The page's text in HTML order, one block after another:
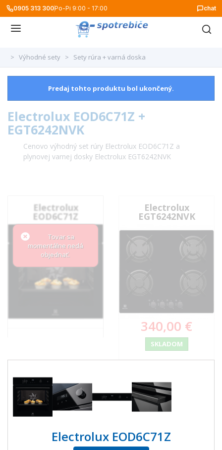
0905 313 300Po-Pi 9:00 - 17:00 chat
> Výhodné sety > Sety rúra + varná doska
Predaj tohto produktu bol ukončený.
Electrolux EOD6C71Z +
EGT6242NVK
Cenovo výhodný set rúry Electrolux EOD6C71Z a
plynovej varnej dosky Electrolux EGT6242NVK
Electrolux
EOD6C71Z
Tovar sa
momentálne nedá
objednať.
Electrolux
EGT6242NVK
340,00 €
SKLADOM
Electrolux EOD6C71Z